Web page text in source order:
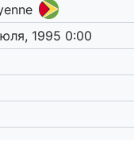
1995 0:00